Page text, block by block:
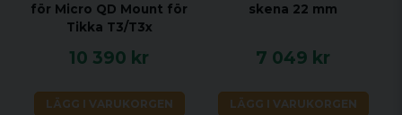
för Micro QD Mount för
Tikka T3/T3x
10 390 kr
LÄGG I VARUKORGEN
skena 22 mm
7 049 kr
LÄGG I VARUKORGEN